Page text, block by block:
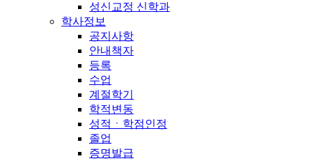
성신교정 신학과
학사정보
공지사항
안내책자
등록
수업
계절학기
학적변동
성적ㆍ학점인정
졸업
증명발급